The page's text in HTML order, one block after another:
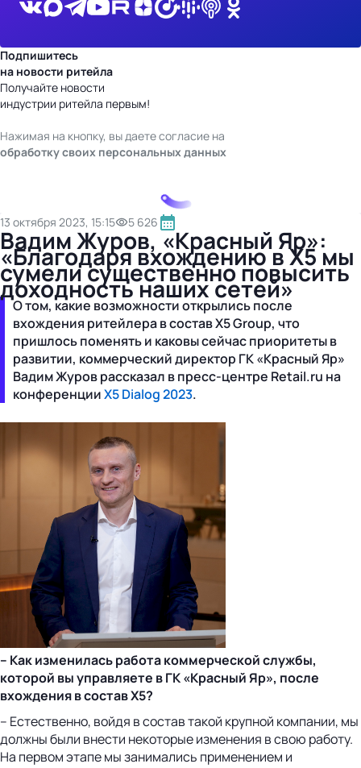
Подпишитесь
на новости ритейла
Получайте новости
индустрии ритейла первым!
Нажимая на кнопку, вы даете согласие на
обработку своих персональных данных
13 октября 2023, 15:15 5 626
Вадим Журов, «Красный Яр»:
«Благодаря вхождению в X5 мы
сумели существенно повысить
доходность наших сетей»
О том, какие возможности открылись после
вхождения ритейлера в состав X5 Group, что
пришлось поменять и каковы сейчас приоритеты в
развитии, коммерческий директор ГК «Красный Яр»
Вадим Журов рассказал в пресс-центре Retail.ru на
конференцииX5 Dialog 2023.
– Как изменилась работа коммерческой службы,
которой вы управляете в ГК «Красный Яр», после
вхождения в состав Х5?
– Естественно, войдя в состав такой крупной компании, мы
должны были внести некоторые изменения в свою работу.
На первом этапе мы занимались применением и